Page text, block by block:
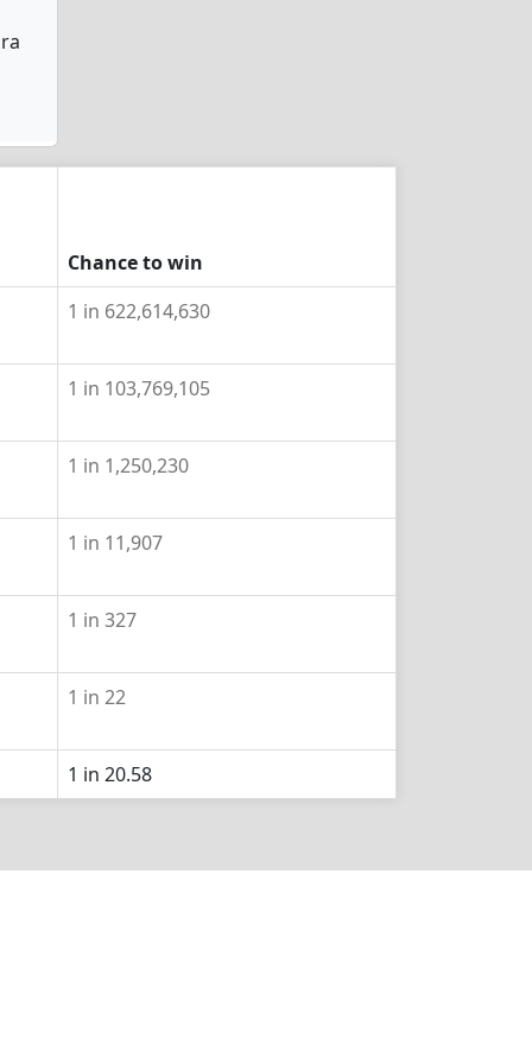
Chance to win
1 in 622,614,630
1 in 103,769,105
1 in 1,250,230
1 in 11,907
1 in 327
1 in 22
1 in 20.58